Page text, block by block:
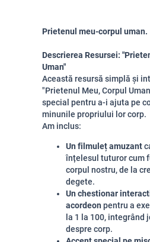
Prietenul meu-corpul uman.
Descrierea Resursei:
Uman"
Această resursă simplă și
"Prietenul Meu, Corpul
special pentru a-i ajuta pe
minunile propriului lor corp.
Am inclus:
Un filmuleț amuzant
înțelesul tuturor cum
corpul nostru, de la
degete.
Un chestionar
acordeon pentru a
la 1 la 100, integrând
despre corp.